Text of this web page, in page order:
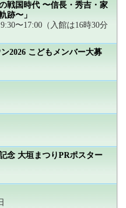
戦国時代 〜信長・秀吉・家
跡〜」
〜17:00（入館は16時30分
2026 こどもメンバー大募
念 大垣まつりPRポスター